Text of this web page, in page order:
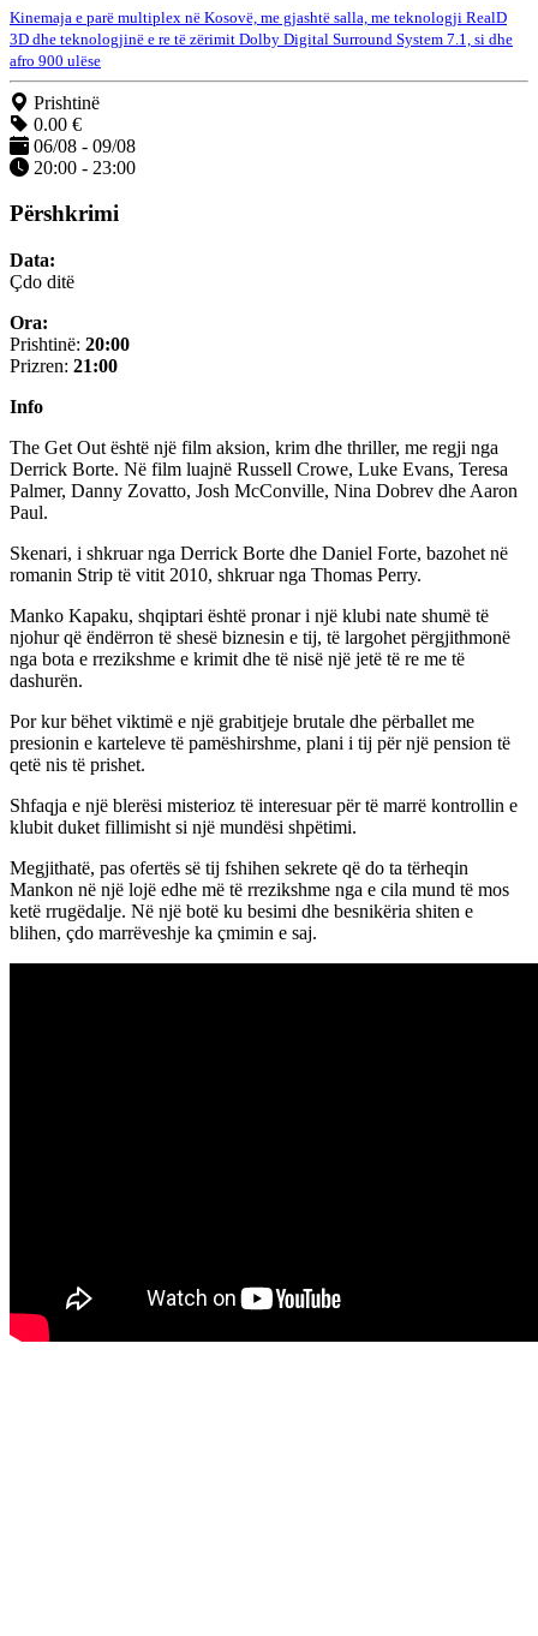
Kinemaja e parë multiplex në Kosovë, me gjashtë salla, me teknologji RealD
3D dhe teknologjinë e re të zërimit Dolby Digital Surround System 7.1, si dhe
afro 900 ulëse
Prishtinë
0.00 €
06/08 - 09/08
20:00 - 23:00
Përshkrimi
Data:
Çdo ditë
Ora:
Prishtinë: 20:00
Prizren: 21:00
Info
The Get Out është një film aksion, krim dhe thriller, me regji nga
Derrick Borte. Në film luajnë Russell Crowe, Luke Evans, Teresa
Palmer, Danny Zovatto, Josh McConville, Nina Dobrev dhe Aaron
Paul.
Skenari, i shkruar nga Derrick Borte dhe Daniel Forte, bazohet në
romanin Strip të vitit 2010, shkruar nga Thomas Perry.
Manko Kapaku, shqiptari është pronar i një klubi nate shumë të
njohur që ëndërron të shesë biznesin e tij, të largohet përgjithmonë
nga bota e rrezikshme e krimit dhe të nisë një jetë të re me të
dashurën.
Por kur bëhet viktimë e një grabitjeje brutale dhe përballet me
presionin e karteleve të pamëshirshme, plani i tij për një pension të
qetë nis të prishet.
Shfaqja e një blerësi misterioz të interesuar për të marrë kontrollin e
klubit duket fillimisht si një mundësi shpëtimi.
Megjithatë, pas ofertës së tij fshihen sekrete që do ta tërheqin
Mankon në një lojë edhe më të rrezikshme nga e cila mund të mos
ketë rrugëdalje. Në një botë ku besimi dhe besnikëria shiten e
blihen, çdo marrëveshje ka çmimin e saj.